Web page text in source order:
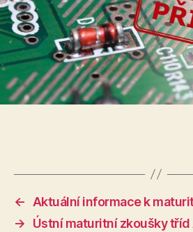
←
Aktuální informace k
→
Ústní maturitní zkoušky tříd